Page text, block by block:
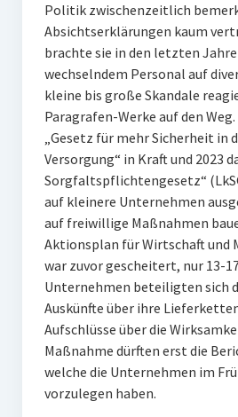
Politik zwischenzeitlich
Absichtserklärungen kaum
brachte sie in den letzten
wechselndem Personal auf
kleine bis große Skandale
Paragrafen-Werke auf den
„Gesetz für mehr Sicherheit in
Versorgung“ in Kraft und 2023
Sorgfaltspflichtengesetz“
auf kleinere Unternehmen
auf freiwillige Maßnahmen
Aktionsplan für Wirtschaft und
war zuvor gescheitert, nur 13-
Unternehmen beteiligten sich
Auskünfte über ihre
Aufschlüsse über die
Maßnahme dürften erst die
welche die Unternehmen im
vorzulegen haben.